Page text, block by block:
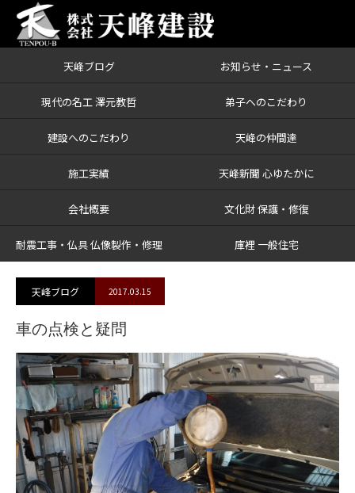
天峰ブログ お知らせ・ニュース
現代の名工 澤元教哲 弟子へのこだわり
建設へのこだわり 天峰の仲間達
施工実績 天峰新聞 心ゆたかに
会社概要 文化財 保護・修復
耐震工事・仏具 仏像製作・修理 庫裡 一般住宅
ブログ 車の点検と疑問
天峰ブログ 2017.03.15
車の点検と疑問